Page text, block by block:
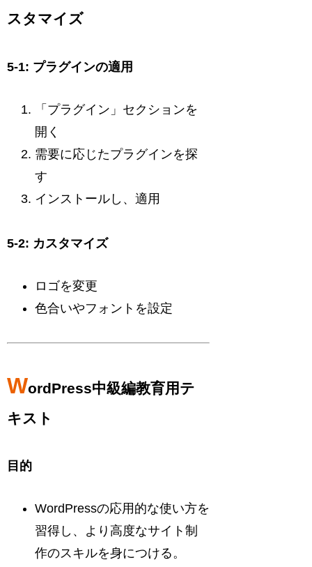
スタマイズ
5-1: プラグインの適用
「プラグイン」セクションを
開く
需要に応じたプラグインを探
す
インストールし、適用
5-2: カスタマイズ
ロゴを変更
色合いやフォントを設定
WordPress中級編教育用テ
キスト
目的
WordPressの応用的な使い方を
習得し、より高度なサイト制
作のスキルを身につける。